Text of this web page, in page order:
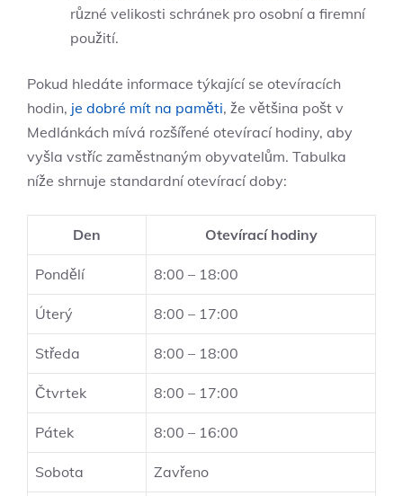
různé velikosti schránek pro osobní a firemní
použití.
Pokud hledáte informace týkající se otevíracích
hodin, je dobré mít na paměti, že většina pošt v
Medlánkách mívá rozšířené otevírací hodiny, aby
vyšla vstříc zaměstnaným obyvatelům. Tabulka
níže shrnuje standardní otevírací doby:
Den Otevírací hodiny
Pondělí 8:00 – 18:00
Úterý 8:00 – 17:00
Středa 8:00 – 18:00
Čtvrtek 8:00 – 17:00
Pátek 8:00 – 16:00
Sobota Zavřeno